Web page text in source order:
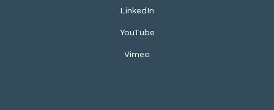
LinkedIn
YouTube
Vimeo